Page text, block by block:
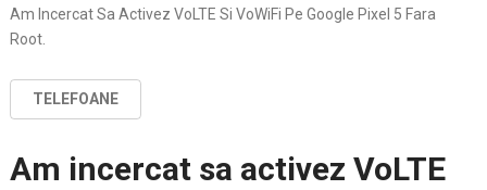
Am Incercat Sa Activez VoLTE Si VoWiFi Pe Google Pixel 5 Fara
Root.
TELEFOANE
Am incercat sa activez VoLTE